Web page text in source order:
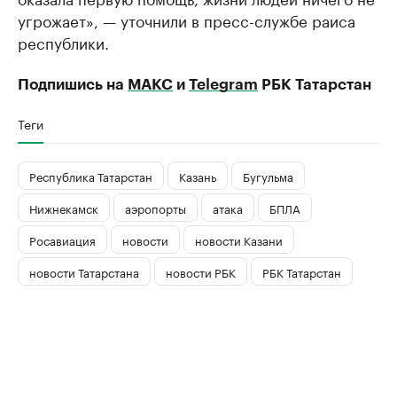
угрожает», — уточнили в пресс-службе раиса
республики.
Подпишись на МАКС и Telegram РБК Татарстан
Теги
Республика Татарстан Казань
Бугульма
Нижнекамск
аэропорты атака
БПЛА
Росавиация
новости
новости Казани
новости Татарстана
новости РБК РБК Татарстан